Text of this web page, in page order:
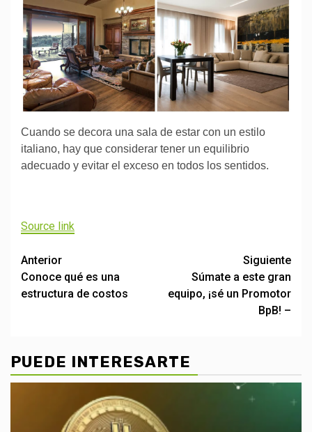
Cuando se decora una sala de estar con un estilo
italiano, hay que considerar tener un equilibrio
adecuado y evitar el exceso en todos los sentidos.
Source link
Post
navigation
Anterior
Conoce qué es una
estructura de costos
Siguiente
Súmate a este gran
equipo, ¡sé un Promotor
BpB! –
PUEDE INTERESARTE